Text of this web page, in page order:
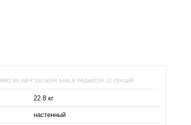
BILINER 500 NOIR SABLE РАДИАТОР 12 СЕКЦИЙ
22.8 кг
настенный